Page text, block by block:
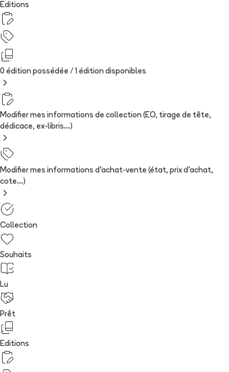
Editions
0 édition possédée / 1 édition disponibles
Modifier mes informations de collection (EO, tirage de tête,
dédicace, ex-libris...)
Modifier mes informations d'achat-vente (état, prix d'achat,
cote...)
Collection
Souhaits
Lu
Prêt
Editions